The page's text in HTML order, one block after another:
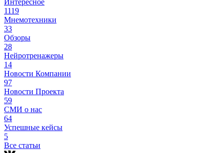
Интересное
1119
Мнемотехники
33
Обзоры
28
Нейротренажеры
14
Новости Компании
97
Новости Проекта
59
СМИ о нас
64
Успешные кейсы
5
Все статьи